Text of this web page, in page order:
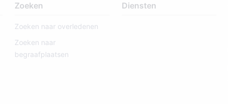
Zoeken
Zoeken naar overledenen
Zoeken naar
begraafplaatsen
Diensten